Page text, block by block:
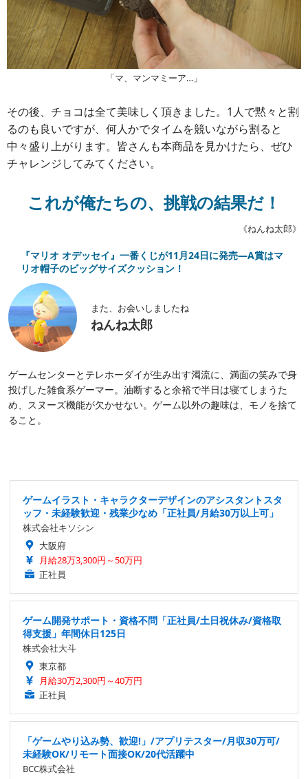
「マ、マンマミーア…」
その後、チョコは全て美味しく頂きました。1人で黙々と割
るのも良いですが、何人かでタイムを競いながら割ると
中々盛り上がります。皆さんも本商品を見かけたら、ぜひ
チャレンジしてみてください。
これが俺たちの、挑戦の結果だ！
《ねんね太郎》
『マリオ オデッセイ』一番くじが11月24日に発売―A賞はマ
リオ帽子のビッグサイズクッション！
また、お会いしましたね
ねんね太郎
ゲームセンターとテレホーダイが生み出す濁流に、満面の笑みで身
投げした雑食系ゲーマー。油断すると余裕で半日は寝てしまうた
め、スヌーズ機能が欠かせない。ゲーム以外の趣味は、モノを捨て
ること。
ゲームイラスト・キャラクターデザインのアシスタントスタ
ッフ・未経験歓迎・残業少なめ「正社員/月給30万以上可」
株式会社キソシン
大阪府
月給28万3,300円～50万円
正社員
ゲーム開発サポート・資格不問「正社員/土日祝休み/資格取
得支援」年間休日125日
株式会社大斗
東京都
月給30万2,300円～40万円
正社員
「ゲームやり込み勢、歓迎!」/アプリテスター/月収30万可/
未経験OK/リモート面接OK/20代活躍中
BCC株式会社